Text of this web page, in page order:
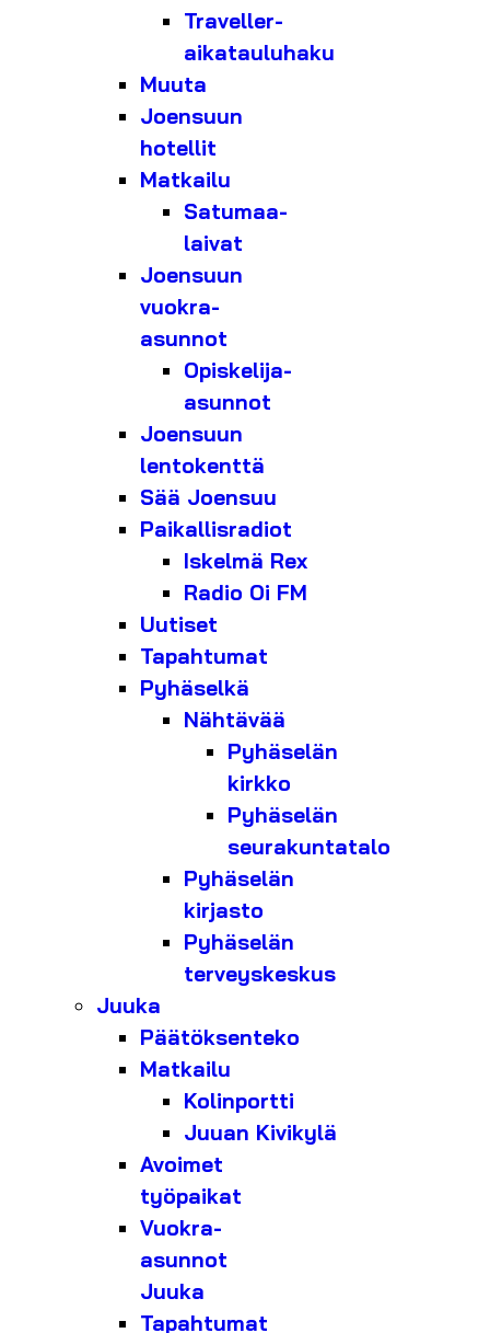
Traveller-
aikatauluhaku
Muuta
Joensuun
hotellit
Matkailu
Satumaa-
laivat
Joensuun
vuokra-
asunnot
Opiskelija-
asunnot
Joensuun
lentokenttä
Sää Joensuu
Paikallisradiot
Iskelmä Rex
Radio Oi FM
Uutiset
Tapahtumat
Pyhäselkä
Nähtävää
Pyhäselän
kirkko
Pyhäselän
seurakuntatalo
Pyhäselän
kirjasto
Pyhäselän
terveyskeskus
Juuka
Päätöksenteko
Matkailu
Kolinportti
Juuan Kivikylä
Avoimet
työpaikat
Vuokra-
asunnot
Juuka
Tapahtumat